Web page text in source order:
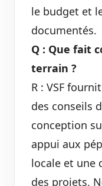
le budget et
documentés.
Q : Que fait
terrain ?
R : VSF
des conseils
conception
appui aux
locale et une
des projets.